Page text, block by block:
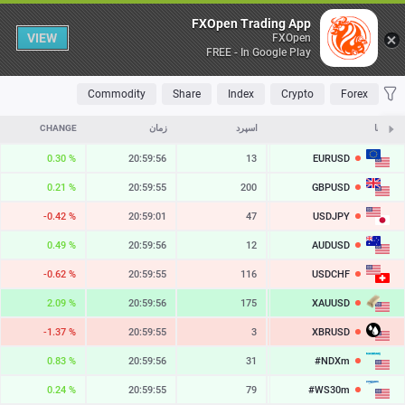
Table
FAVORITES
MOST TRADED
TOP RISERS
TOP FALLERS
Forex
Crypto
Index
Share
Commodity
نمادها اسپرد زمان CHANGE
EURUSD
1.15597
13
20:59:56
0.30 %
GBPUSD
1.35031
200
20:59:55
0.21 %
USDJPY
157.803
47
20:59:01
-0.42 %
AUDUSD
0.70684
12
20:59:56
0.49 %
USDCHF
0.80854
116
20:59:55
-0.62 %
XAUUSD
4343.07
175
20:59:56
2.09 %
XBRUSD
81.60
3
20:59:55
-1.37 %
#NDXm
29745.4
31
20:59:56
0.83 %
#WS30m
54060.2
79
20:59:55
0.24 %
FXOpen Trading App
FXOpen
FREE - In Google Play
VIEW